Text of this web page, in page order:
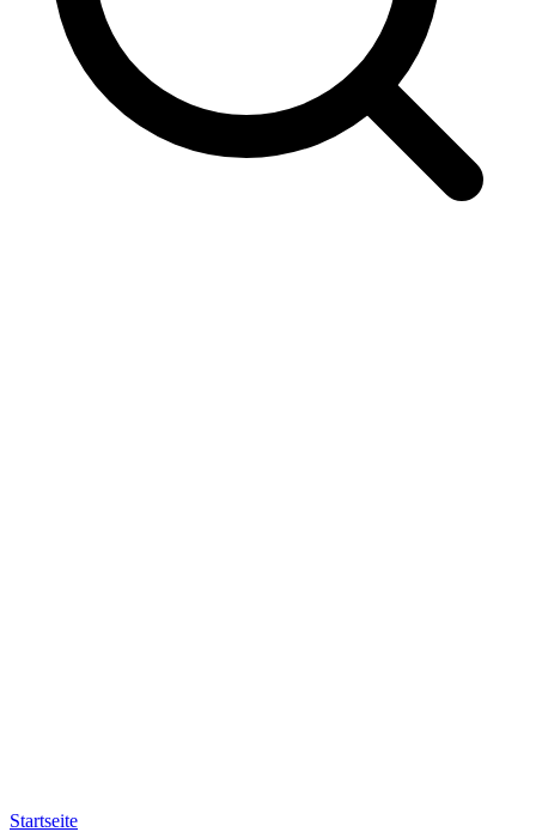
Startseite